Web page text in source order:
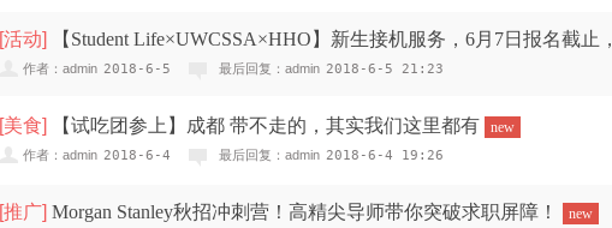
[活动]
【Student Life×UWCSSA×HHO】新生接机服务，6月7日报名截止，
我...
new
作者：admin 2018-6-5 最后回复：admin 2018-6-5 21:23
[美食] 【试吃团参上】成都 带不走的，其实我们这里都有 new
作者：admin 2018-6-4 最后回复：admin 2018-6-4 19:26
[推广] Morgan Stanley秋招冲刺营！高精尖导师带你突破求职屏障！ new